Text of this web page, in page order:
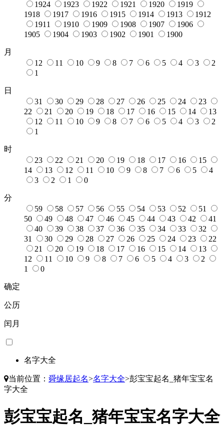
1924
1923 1922 1921 1920
1919
1918
1917 1916 1915 1914 1913
1912
1911
1910 1909 1908 1907
1906
1905
1904 1903 1902 1901 1900
月
12
11 10 9 8 7 6 5 4 3
2
1
日
31
30 29 28 27 26 25 24
23
22
21 20 19 18 17 16 15 14
13
12
11 10 9 8 7 6 5 4 3
2
1
时
23
22 21 20 19 18 17 16
15
14
13 12 11 10 9 8 7 6 5
4
3
2 1 0
分
59
58 57 56 55 54 53 52
51
50
49 48 47 46 45 44 43 42
41
40
39 38 37 36 35 34 33
32
31
30 29 28 27 26 25 24 23
22
21
20 19 18 17 16 15 14
13
12
11 10 9 8 7 6 5 4 3
2
1
0
确定
公历
闰月
名字大全
当前位置： 舜缘居起名>名字大全>彭宝宝起名_猪年宝宝名
字大全
彭宝宝起名_猪年宝宝名字大全